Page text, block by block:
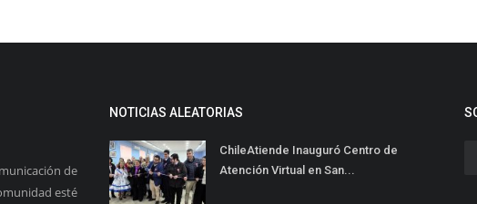
de
esté
NOTICIAS ALEATORIAS
ChileAtiende Inauguró Centro de
Atención Virtual en San...